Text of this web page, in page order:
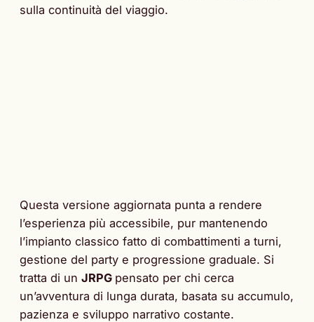
sulla continuità del viaggio.
Questa versione aggiornata punta a rendere
l’esperienza più accessibile, pur mantenendo
l’impianto classico fatto di combattimenti a turni,
gestione del party e progressione graduale. Si
tratta di un JRPG pensato per chi cerca
un’avventura di lunga durata, basata su accumulo,
pazienza e sviluppo narrativo costante.